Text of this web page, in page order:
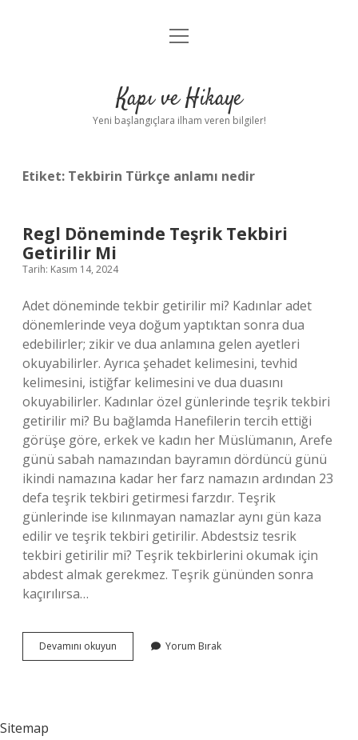
Anasayfa
Yasal Uyarı
menüyü
Kapı ve Hikaye
Yeni başlangıçlara ilham veren bilgiler!
Etiket: Tekbirin Türkçe anlamı nedir
Regl Döneminde Teşrik Tekbiri
Getirilir Mi
Tarih: Kasım 14, 2024
Adet döneminde tekbir getirilir mi? Kadınlar adet
dönemlerinde veya doğum yaptıktan sonra dua
edebilirler; zikir ve dua anlamına gelen ayetleri
okuyabilirler. Ayrıca şehadet kelimesini, tevhid
kelimesini, istiğfar kelimesini ve dua duasını
okuyabilirler. Kadınlar özel günlerinde teşrik tekbiri
getirilir mi? Bu bağlamda Hanefilerin tercih ettiği
görüşe göre, erkek ve kadın her Müslümanın, Arefe
günü sabah namazından bayramın dördüncü günü
ikindi namazına kadar her farz namazın ardından 23
defa teşrik tekbiri getirmesi farzdır. Teşrik
günlerinde ise kılınmayan namazlar aynı gün kaza
edilir ve teşrik tekbiri getirilir. Abdestsiz tesrik
tekbiri getirilir mi? Teşrik tekbirlerini okumak için
abdest almak gerekmez. Teşrik gününden sonra
kaçırılırsa…
Devamını okuyun
Döneminde
Yorum Bırak
Sitemap